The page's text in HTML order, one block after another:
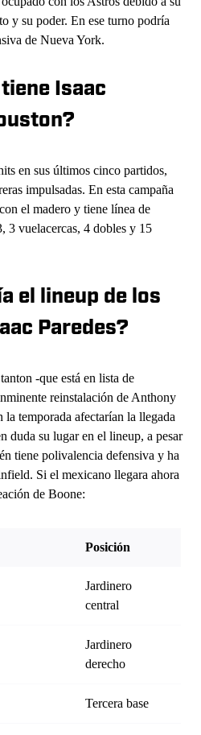
y su poder. En ese turno podría
de Nueva York.
Isaac
en sus últimos cinco partidos,
impulsadas. En esta campaña
el madero y tiene línea de
3 vuelacercas, 4 dobles y 15
el lineup de los
Paredes?
-que está en lista de
reinstalación de Anthony
la temporada afectarían la llegada
duda su lugar en el lineup, a pesar
tiene polivalencia defensiva y ha
Si el mexicano llegara ahora
de Boone:
Posición
Jardinero
central
Jardinero
derecho
Tercera base